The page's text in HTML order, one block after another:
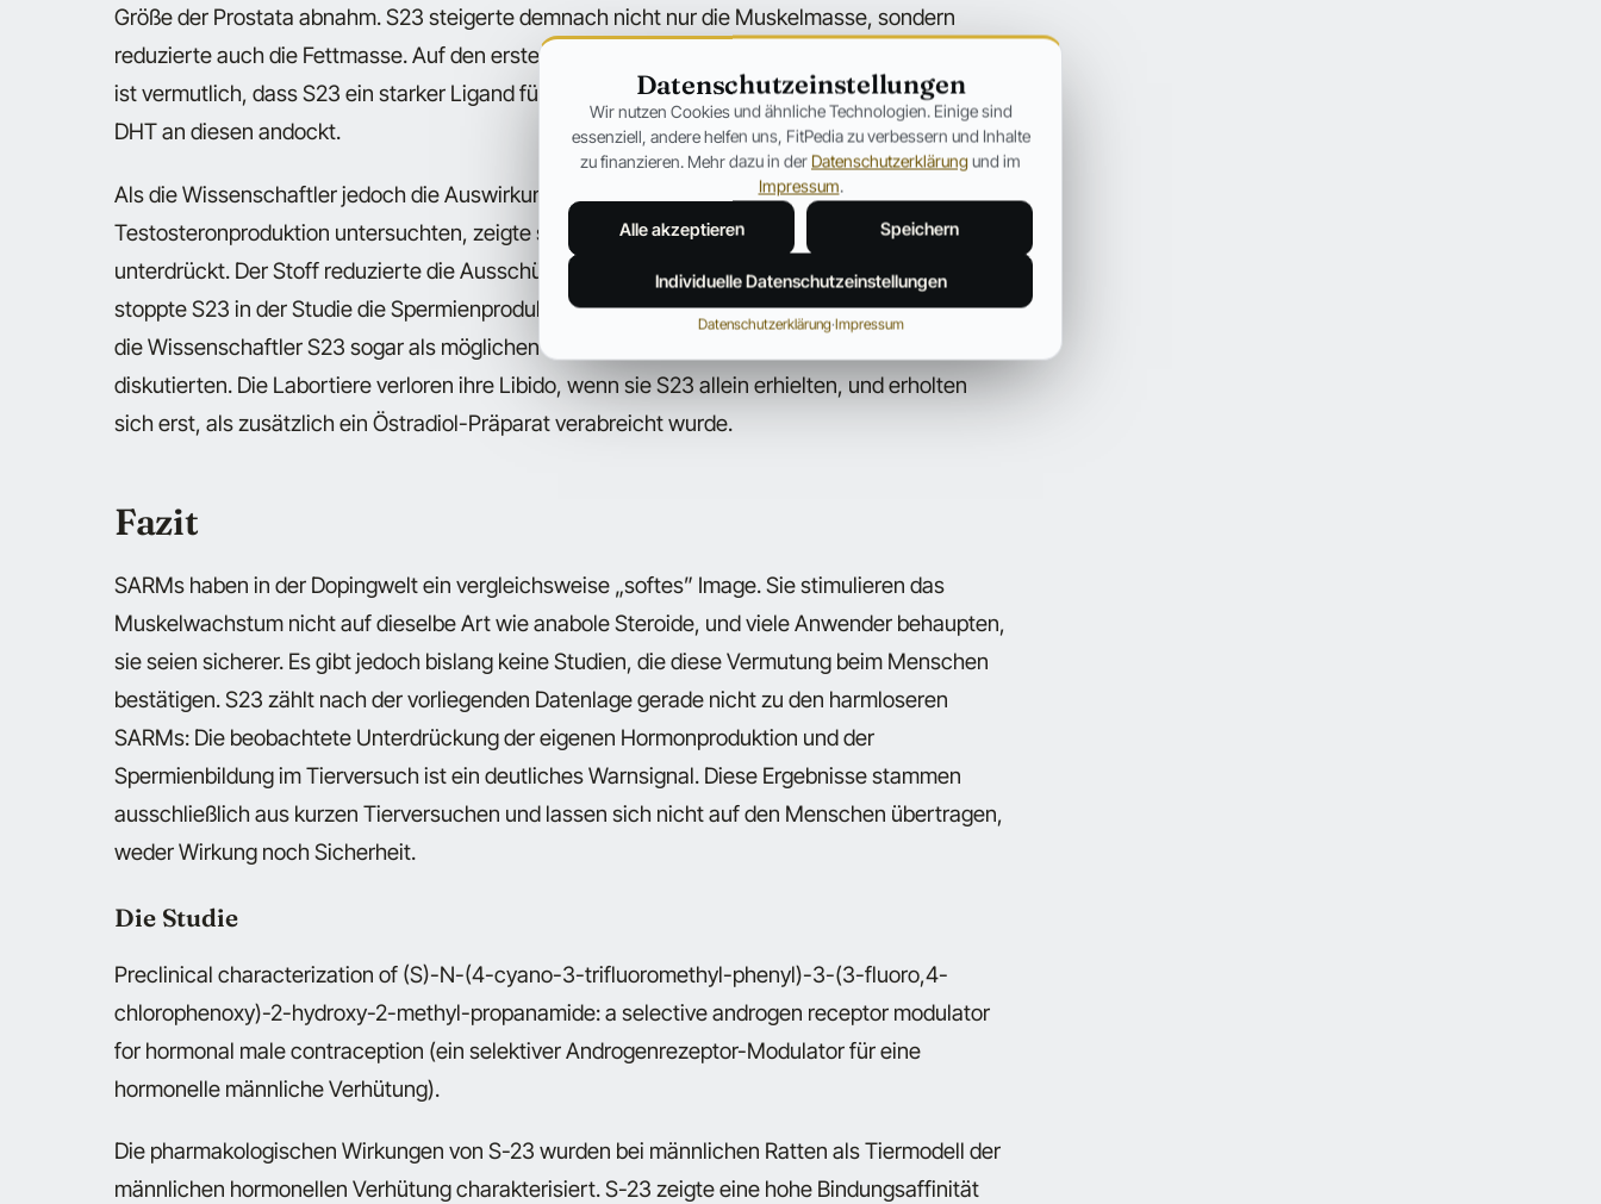
Größe der Prostata abnahm. S23 steigerte demnach nicht nur die Muskelmasse, sondern
reduzierte auch die Fettmasse. Auf den ersten Blick wirkte S23 damit interessant. Hintergrund
ist vermutlich, dass S23 ein starker Ligand für den Androgenrezeptor ist und ähnlich leicht wie
DHT an diesen andockt.
Als die Wissenschaftler jedoch die Auswirkungen von S23 auf die körpereigene
Testosteronproduktion untersuchten, zeigte sich, dass S23 diese wahrscheinlich stark
unterdrückt. Der Stoff reduzierte die Ausschüttung der Hormone LH und FSH deutlich. Zudem
stoppte S23 in der Studie die Spermienproduktion in den Hoden, und zwar so wirksam, dass
die Wissenschaftler S23 sogar als möglichen Kandidaten für ein männliches Verhütungsmittel
diskutierten. Die Labortiere verloren ihre Libido, wenn sie S23 allein erhielten, und erholten
sich erst, als zusätzlich ein Östradiol-Präparat verabreicht wurde.
Fazit
SARMs haben in der Dopingwelt ein vergleichsweise „softes” Image. Sie stimulieren das
Muskelwachstum nicht auf dieselbe Art wie anabole Steroide, und viele Anwender behaupten,
sie seien sicherer. Es gibt jedoch bislang keine Studien, die diese Vermutung beim Menschen
bestätigen. S23 zählt nach der vorliegenden Datenlage gerade nicht zu den harmloseren
SARMs: Die beobachtete Unterdrückung der eigenen Hormonproduktion und der
Spermienbildung im Tierversuch ist ein deutliches Warnsignal. Diese Ergebnisse stammen
ausschließlich aus kurzen Tierversuchen und lassen sich nicht auf den Menschen übertragen,
weder Wirkung noch Sicherheit.
Die Studie
Preclinical characterization of (S)-N-(4-cyano-3-trifluoromethyl-phenyl)-3-(3-fluoro,4-
chlorophenoxy)-2-hydroxy-2-methyl-propanamide: a selective androgen receptor modulator
for hormonal male contraception (ein selektiver Androgenrezeptor-Modulator für eine
hormonelle männliche Verhütung).
Die pharmakologischen Wirkungen von S-23 wurden bei männlichen Ratten als Tiermodell der
männlichen hormonellen Verhütung charakterisiert. S-23 zeigte eine hohe Bindungsaffinität
Datenschutzeinstellungen
Wir nutzen Cookies und ähnliche Technologien. Einige sind
essenziell, andere helfen uns, FitPedia zu verbessern und Inhalte
zu finanzieren. Mehr dazu in der Datenschutzerklärungund im
Impressum.
Alle akzeptieren Speichern
Individuelle Datenschutzeinstellungen
Datenschutzerklärung·Impressum